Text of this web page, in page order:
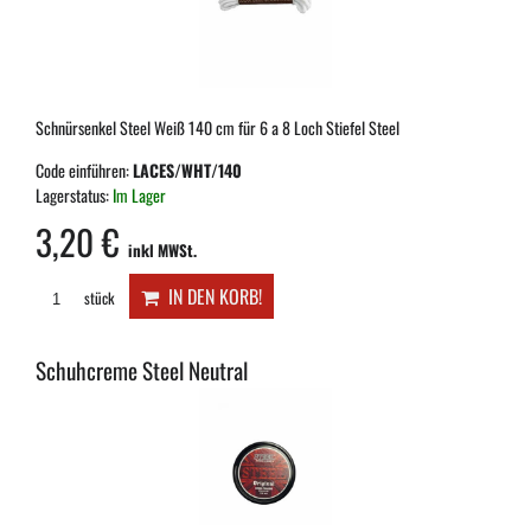
Schnürsenkel Steel Weiß 140 cm für 6 a 8 Loch Stiefel Steel
Code einführen:LACES/WHT/140
Lagerstatus:Im Lager
3,20 € inkl MWSt.
stück IN DEN KORB!
Schuhcreme Steel Neutral